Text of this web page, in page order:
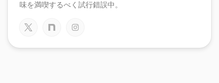
味を満喫するべく試行錯誤中。